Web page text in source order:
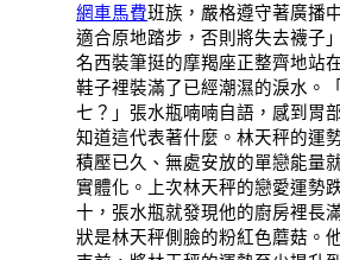
網車馬費班族，嚴格遵守著廣播
適合原地踏步，否則將失去襪子
名西裝筆挺的摩羯座正整齊地站
鞋子裡裝滿了已經潮濕的淚水。
七？」張水瓶喃喃自語，感到胃
知道這代表著什麼。林天秤的運
積壓已久、無處安放的單戀能量
實體化。上次林天秤的戀愛運勢
十，張水瓶就發現他的廚房裡長
狀是林天秤側臉的粉紅色蘑菇。